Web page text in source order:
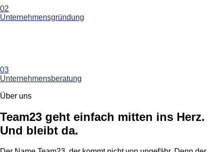
NEU
02
Unternehmens­gründung
03
Unternehmensberatung
Über uns
Team23 geht einfach mitten ins Herz.
Und bleibt da.